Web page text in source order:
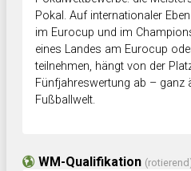
Pokal. Auf internationaler
im Eurocup und im
eines Landes am Eurocup
teilnehmen, hängt von der
Fünfjahreswertung ab – ganz
Fußballwelt.
WM-Qualifikation